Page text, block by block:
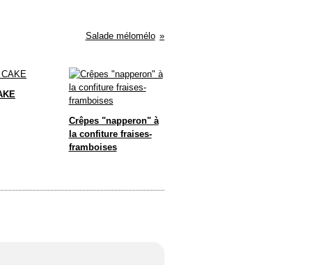
Salade mélomélo
Crêpes "napperon" à
la confiture fraises-
framboises